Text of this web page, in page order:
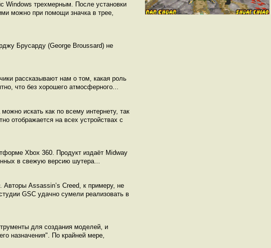
Windows трехмерным. После установки
можно при помощи значка в трее,
Брусарду (George Broussard) не
рассказывают нам о том, какая роль
что без хорошего атмосферного...
искать как по всему интернету, так
отображается на всех устройствах с
Xbox 360. Продукт издаёт Midway
в свежую версию шутера...
Авторы Assassin’s Creed, к примеру, не
GSC удачно сумели реализовать в
для создания моделей, и
назначения". По крайней мере,